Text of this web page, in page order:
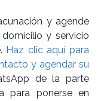
y agende
y servicio
Haz clic aquí para
y agendar su
de la parte
para ponerse en